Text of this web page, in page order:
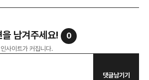
남겨주세요! 0
사이트가 커집니다.
댓글남기기